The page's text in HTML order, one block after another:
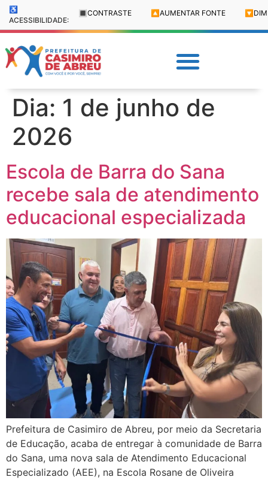
♿
ACESSIBILIDADE:
🔳 CONTRASTE 🔼 AUMENTAR FONTE 🔽
Dia: 1 de junho de
2026
Escola de Barra do Sana
recebe sala de atendimento
educacional especializada
Prefeitura de Casimiro de Abreu, por meio da Secretaria
de Educação, acaba de entregar à comunidade de Barra
do Sana, uma nova sala de Atendimento Educacional
Especializado (AEE), na Escola Rosane de Oliveira